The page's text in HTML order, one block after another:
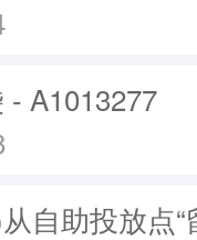
A1013277
自助投放点